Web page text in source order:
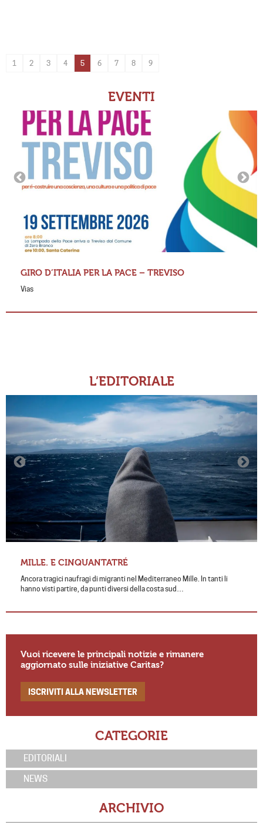
1 2 3 4 5 6 7 8 9
EVENTI
GIRO D’ITALIA PER LA PACE – TREVISO
Vias
L’EDITORIALE
MILLE. E CINQUANTATRÉ
Ancora tragici naufragi di migranti nel Mediterraneo Mille. In tanti li
hanno visti partire, da punti diversi della costa sud…
Vuoi ricevere le principali notizie e rimanere
aggiornato sulle iniziative Caritas?
ISCRIVITI ALLA NEWSLETTER
CATEGORIE
EDITORIALI
NEWS
ARCHIVIO